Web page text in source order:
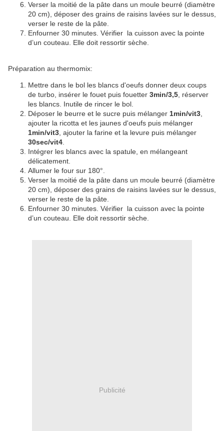
Verser la moitié de la pâte dans un moule beurré (diamètre
20 cm), déposer des grains de raisins lavées sur le dessus,
verser le reste de la pâte.
Enfourner 30 minutes. Vérifier la cuisson avec la pointe
d’un couteau. Elle doit ressortir sèche.
Préparation au thermomix:
Mettre dans le bol les blancs d'oeufs donner deux coups
de turbo, insérer le fouet puis fouetter 3min/3,5 , réserver
les blancs. Inutile de rincer le bol.
Déposer le beurre et le sucre puis mélanger 1min/vit3
ajouter la ricotta et les jaunes d'oeufs puis mélanger
1min/vit3 , ajouter la farine et la levure puis mélanger
30sec/vit4
Intégrer les blancs avec la spatule, en mélangeant
délicatement.
Allumer le four sur 180°.
Verser la moitié de la pâte dans un moule beurré (diamètre
20 cm), déposer des grains de raisins lavées sur le dessus,
verser le reste de la pâte.
Enfourner 30 minutes. Vérifier la cuisson avec la pointe
d’un couteau. Elle doit ressortir sèche.
Publicité